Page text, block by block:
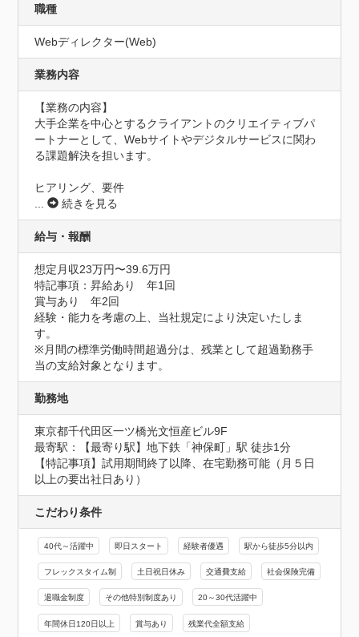
職種
Webディレクター(Web)
業務内容
【業務の内容】
大手企業を中心とするクライアントのクリエイティブパ
ートナーとして、Webサイトやデジタルサービスに関わ
る課題解決を担います。
ヒアリング、要件
...
続きを見る
給与・報酬
想定月収23万円〜39.6万円
特記事項：昇給あり　年1回
賞与あり　年2回
経験・能力を考慮の上、当社規定により決定いたしま
す。
※月間の標準労働時間超過分は、残業として超過勤務手
当の支給対象となります。
勤務地
東京都千代田区一ツ橋光文恒産ビル9F
最寄駅：【最寄り駅】地下鉄「神保町」駅 徒歩1分
【特記事項】試用期間終了以降、在宅勤務可能（月５日
以上の要出社日あり）
こだわり条件
40代～活躍中 即日スタート 経験者優遇 駅から徒歩5分以内
フレックスタイム制 土日祝日休み 交通費支給 社会保険完備
退職金制度 その他特別制度あり 20～30代活躍中
年間休日120日以上 賞与あり 残業代全額支給